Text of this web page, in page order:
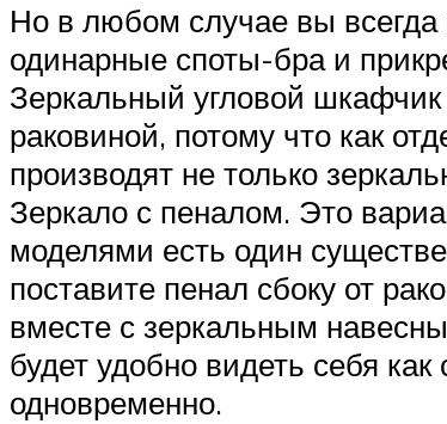
Но в любом случае вы всегда
одинарные споты-бра и
Зеркальный угловой
раковиной, потому что как
производят не только
Зеркало с пеналом. Это
моделями есть один
поставите пенал сбоку от
вместе с зеркальным
будет удобно видеть себя
одновременно.